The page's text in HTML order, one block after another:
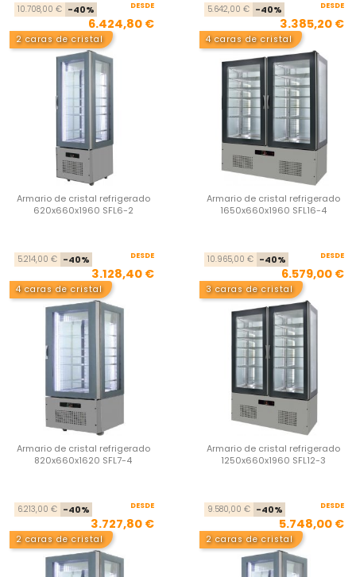
Precio base
10.708,00 € -40% Precio
DESDE
6.424,80 €
5.642,00 € -40% DESDE
3.385,20 €
2 caras de cristal
Armario de cristal refrigerado
620x660x1960 SFL6-2
Precio base
5.214,00 € -40% Precio
DESDE
3.128,40 €
4 caras de cristal
Armario de cristal refrigerado
1650x660x1960 SFL16-4
10.965,00 € -40% DESDE
6.579,00 €
4 caras de cristal
Armario de cristal refrigerado
820x660x1620 SFL7-4
Precio base
6.213,00 € -40% Precio
DESDE
3.727,80 €
3 caras de cristal
Armario de cristal refrigerado
1250x660x1960 SFL12-3
9.580,00 € -40% DESDE
5.748,00 €
2 caras de cristal 2 caras de cristal